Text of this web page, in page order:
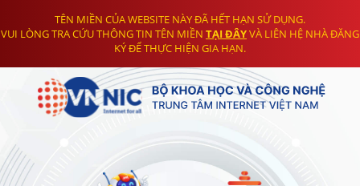
TÊN MIỀN CỦA WEBSITE NÀY ĐÃ HẾT HẠN SỬ DỤNG.
VUI LÒNG TRA CỨU THÔNG TIN TÊN MIỀN TẠI ĐÂYVÀ LIÊN HỆ NHÀ ĐĂNG
KÝ ĐỂ THỰC HIỆN GIA HẠN.